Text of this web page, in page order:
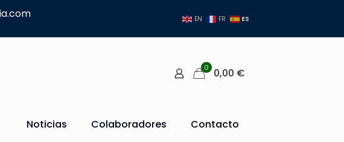
EN FR ES
0 0,00 €
Noticias Colaboradores Contacto